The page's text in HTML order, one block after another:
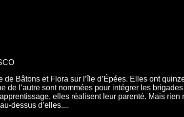
de Bâtons et Flora sur l’île d’Épées. Elles ont
de l’autre sont nommées pour intégrer les
elles réalisent leur parenté. Mais
dessus d’elles....